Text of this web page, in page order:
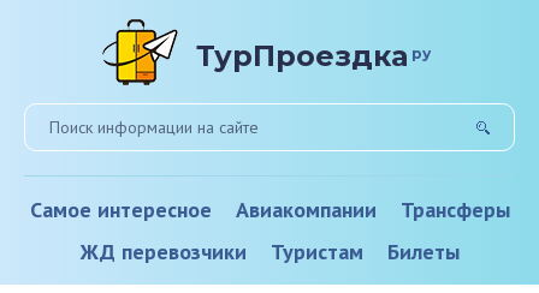
ТурПроездка ру
Самое интересное Авиакомпании
Трансферы
ЖД перевозчики
Туристам Билеты